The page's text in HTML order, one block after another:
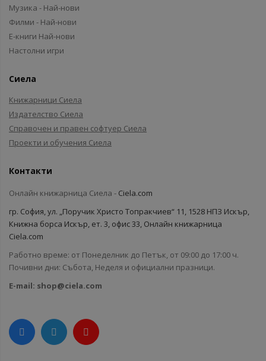
Музика - Най-нови
Филми - Най-нови
Е-книги Най-нови
Настолни игри
Сиела
Книжарници Сиела
Издателство Сиела
Справочен и правен софтуер Сиела
Проекти и обучения Сиела
Контакти
Онлайн книжарница Сиела - Ciela.com
гр. София, ул. „Поручик Христо Топракчиев“ 11, 1528 НПЗ Искър,
Книжна борса Искър, ет. 3, офис 33, Онлайн книжарница
Ciela.com
Работно време: от Понеделник до Петък, от 09:00 до 17:00 ч.
Почивни дни: Събота, Неделя и официални празници.
E-mail: shop@ciela.com